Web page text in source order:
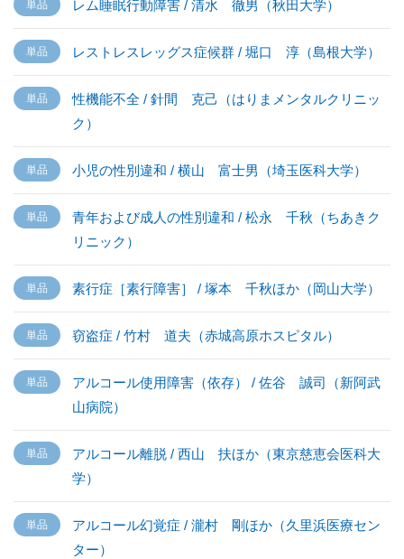
レム睡眠行動障害 / 清水 徹男（秋田大学）
レストレスレッグス症候群 / 堀口 淳（島根大学）
性機能不全 / 針間 克己（はりまメンタルクリニッ
ク）
小児の性別違和 / 横山 富士男（埼玉医科大学）
青年および成人の性別違和 / 松永 千秋（ちあきク
リニック）
素行症［素行障害］ / 塚本 千秋ほか（岡山大学）
窃盗症 / 竹村 道夫（赤城高原ホスピタル）
アルコール使用障害（依存） / 佐谷 誠司（新阿武
山病院）
アルコール離脱 / 西山 扶ほか（東京慈恵会医科大
学）
アルコール幻覚症 / 瀧村 剛ほか（久里浜医療セン
ター）